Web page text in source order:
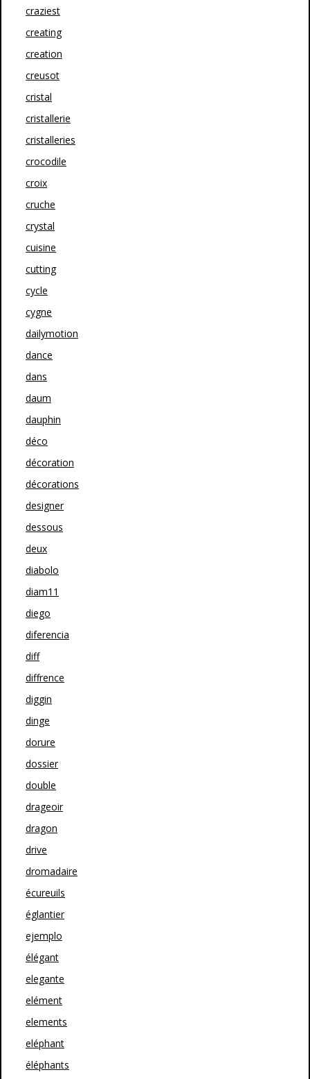
craziest
creating
creation
creusot
cristal
cristallerie
cristalleries
crocodile
croix
cruche
crystal
cuisine
cutting
cycle
cygne
dailymotion
dance
dans
daum
dauphin
déco
décoration
décorations
designer
dessous
deux
diabolo
diam11
diego
diferencia
diff
diffrence
diggin
dinge
dorure
dossier
double
drageoir
dragon
drive
dromadaire
écureuils
églantier
ejemplo
élégant
elegante
elément
elements
eléphant
éléphants